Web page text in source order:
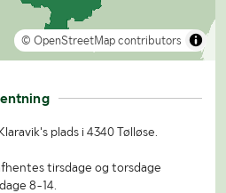
© OpenStreetMap contributors
plads i 4340 Tølløse.
tirsdage og torsdage
8-14.